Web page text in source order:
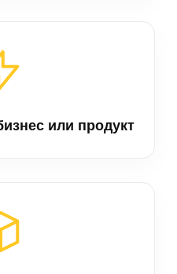
или продукт